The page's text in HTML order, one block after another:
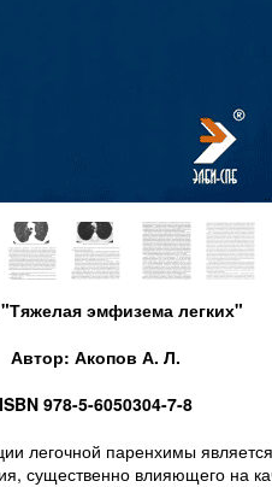
"Тяжелая эмфизема легких"
Автор: Акопов А. Л.
ISBN 978-5-6050304-7-8
легочной паренхимы
существенно влияющего на